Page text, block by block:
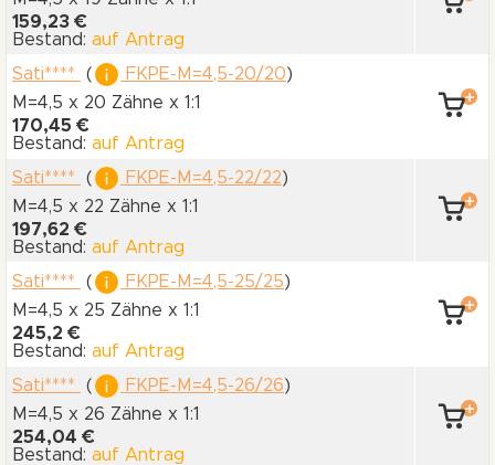
159,23 €
Bestand: auf Antrag
Sati****
( FKPE-M=4,5-20/20)
M=4,5 x 20 Zähne x 1:1
170,45 €
Bestand: auf Antrag
Sati****
( FKPE-M=4,5-22/22)
M=4,5 x 22 Zähne x 1:1
197,62 €
Bestand: auf Antrag
Sati****
( FKPE-M=4,5-25/25)
M=4,5 x 25 Zähne x 1:1
245,2 €
Bestand: auf Antrag
Sati****
( FKPE-M=4,5-26/26)
M=4,5 x 26 Zähne x 1:1
254,04 €
Bestand: auf Antrag